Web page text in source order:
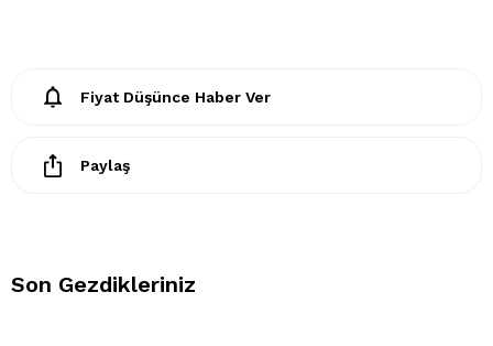
Fiyat Düşünce Haber Ver
Paylaş
Son Gezdikleriniz